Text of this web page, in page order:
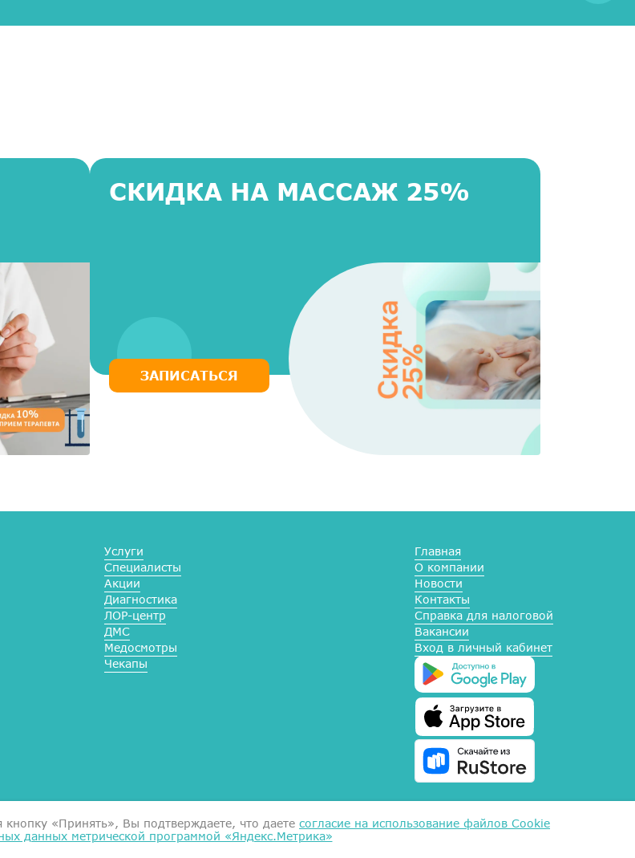
СКИДКА НА МАССАЖ 25%
ЗАПИСАТЬСЯ
Услуги
Специалисты
Акции
Диагностика
ЛОР-центр
ДМС
Медосмотры
Чекапы
Главная
О компании
Новости
Контакты
Справка для налоговой
Вакансии
Вход в личный кабинет
Справка для налоговой
Согласие на обработку данных
«Принять», Вы подтверждаете, что даете согласие на использование файлов Cookie
данных метрической программой «Яндекс.Метрика»